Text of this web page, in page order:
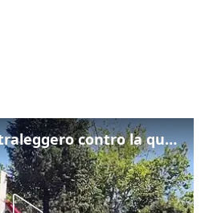
Lo schianto dell’ultraleggero contro la quercia: cosa è successo a Rivarotta